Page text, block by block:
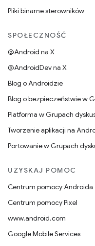
Pliki binarne sterowników
SPOŁECZNOŚĆ
@Android na X
@AndroidDev na X
Blog o Androidzie
Blog o bezpieczeństwie w
Platforma w Grupach
Tworzenie aplikacji na
Portowanie w Grupach
UZYSKAJ POMOC
Centrum pomocy Androida
Centrum pomocy Pixel
www.android.com
Google Mobile Services